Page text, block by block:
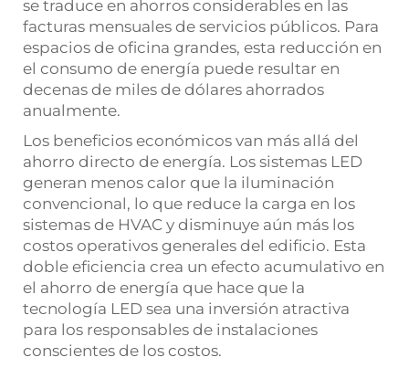
se traduce en ahorros considerables en las
facturas mensuales de servicios públicos. Para
espacios de oficina grandes, esta reducción en
el consumo de energía puede resultar en
decenas de miles de dólares ahorrados
anualmente.
Los beneficios económicos van más allá del
ahorro directo de energía. Los sistemas LED
generan menos calor que la iluminación
convencional, lo que reduce la carga en los
sistemas de HVAC y disminuye aún más los
costos operativos generales del edificio. Esta
doble eficiencia crea un efecto acumulativo en
el ahorro de energía que hace que la
tecnología LED sea una inversión atractiva
para los responsables de instalaciones
conscientes de los costos.